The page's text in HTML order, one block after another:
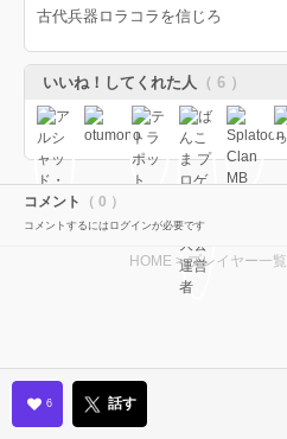
古代兵器ロラコラを信じろ
いいね！してくれた人 （ 6 ）
コメント （ 0 ）
コメントするにはログインが必要です
HOME >プレイヤー一覧
6 話す